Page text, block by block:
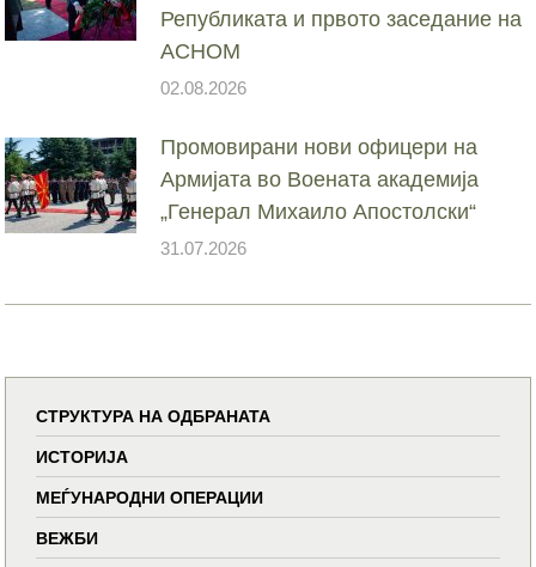
Републиката и првото заседание на
АСНОМ
02.08.2026
Промовирани нови офицери на
Армијата во Воената академија
„Генерал Михаило Апостолски“
31.07.2026
СТРУКТУРА НА ОДБРАНАТА
ИСТОРИЈА
МЕЃУНАРОДНИ ОПЕРАЦИИ
ВЕЖБИ